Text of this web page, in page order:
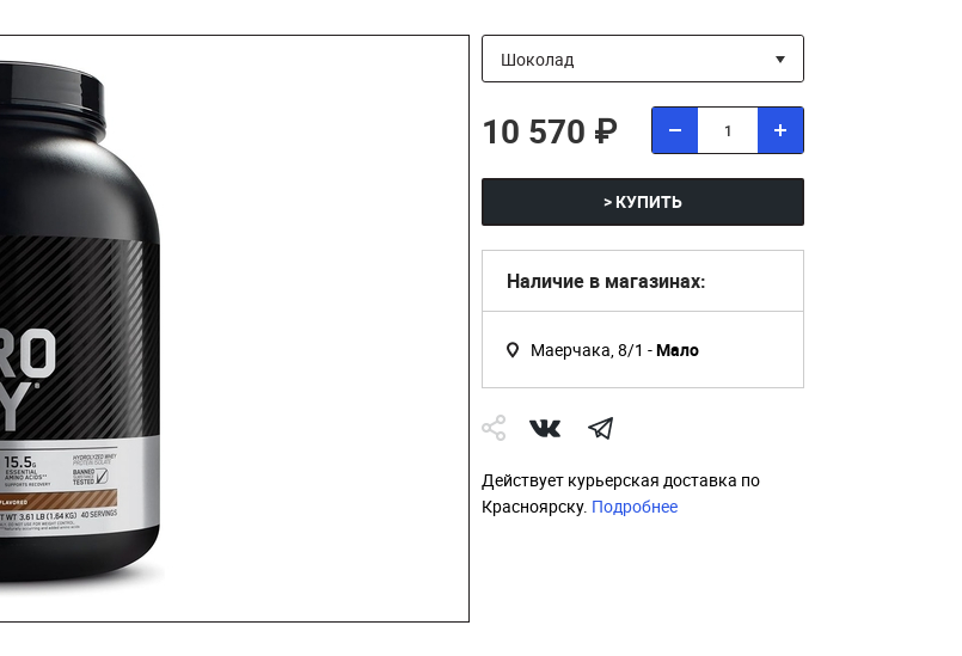
10 570 ₽
> КУПИТЬ
Наличие в магазинах:
Маерчака, 8/1 -Мало
Действует курьерская доставка по
Красноярску. Подробнее